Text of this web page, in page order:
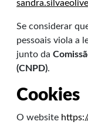
Se considerar
pessoais viola a
junto da
(CNPD).
Cookies
O website